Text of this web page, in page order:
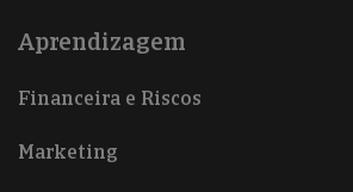
Aprendizagem
Financeira e Riscos
Marketing